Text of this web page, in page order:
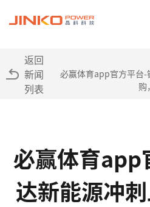
返回
新闻
列表
必赢体育app官方平台-
购
必赢体育app
达新能源冲